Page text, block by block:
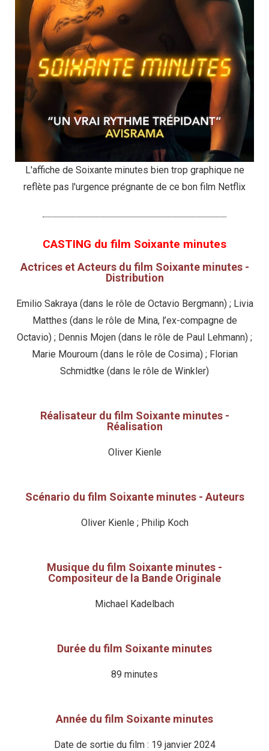
L'affiche de Soixante minutes bien trop graphique ne
reflète pas l'urgence prégnante de ce bon film Netflix
CASTING du film Soixante minutes
Actrices et Acteurs du film Soixante minutes -
Distribution
Emilio Sakraya (dans le rôle de Octavio Bergmann) ; Livia
Matthes (dans le rôle de Mina, l’ex-compagne de
Octavio) ; Dennis Mojen (dans le rôle de Paul Lehmann) ;
Marie Mouroum (dans le rôle de Cosima) ; Florian
Schmidtke (dans le rôle de Winkler)
Réalisateur du film Soixante minutes -
Réalisation
Oliver Kienle
Scénario du film Soixante minutes - Auteurs
Oliver Kienle ; Philip Koch
Musique du film Soixante minutes -
Compositeur de la Bande Originale
Michael Kadelbach
Durée du film Soixante minutes
89 minutes
Année du film Soixante minutes
Date de sortie du film : 19 janvier 2024